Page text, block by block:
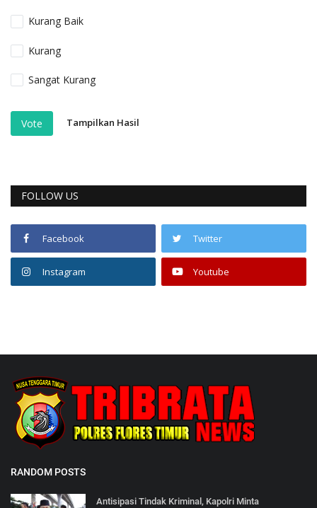
Kurang Baik
Kurang
Sangat Kurang
Vote Tampilkan Hasil
FOLLOW US
Facebook Twitter
Instagram Youtube
RANDOM POSTS
Antisipasi Tindak Kriminal, Kapolri Minta